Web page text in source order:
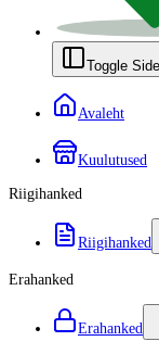
Toggle
Avaleht
Kuulutused
Riigihanked
Riigihanked
Erahanked
Erahanked